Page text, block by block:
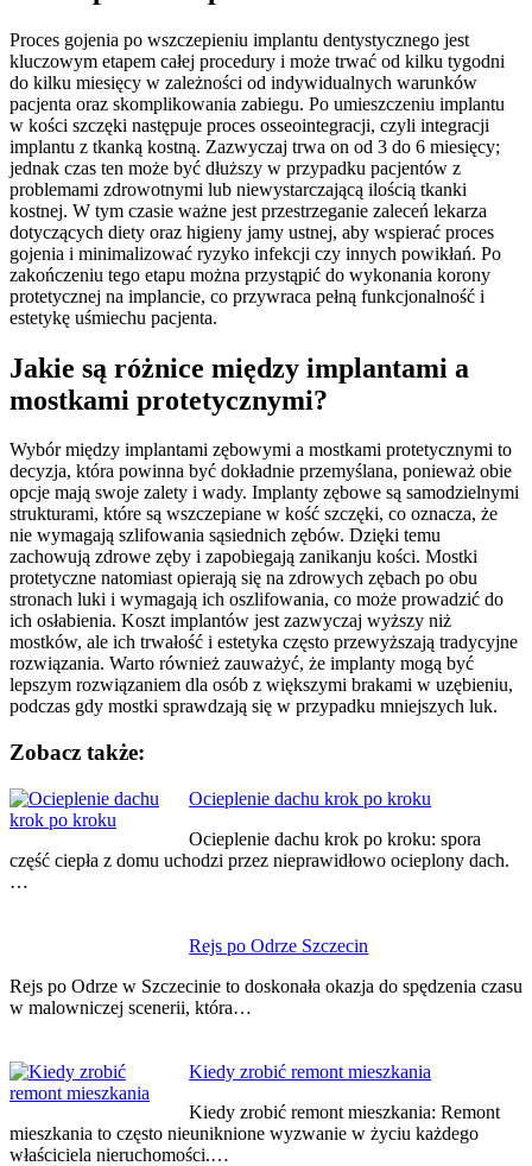
Proces gojenia po wszczepieniu implantu dentystycznego jest
kluczowym etapem całej procedury i może trwać od kilku tygodni
do kilku miesięcy w zależności od indywidualnych warunków
pacjenta oraz skomplikowania zabiegu. Po umieszczeniu implantu
w kości szczęki następuje proces osseointegracji, czyli integracji
implantu z tkanką kostną. Zazwyczaj trwa on od 3 do 6 miesięcy;
jednak czas ten może być dłuższy w przypadku pacjentów z
problemami zdrowotnymi lub niewystarczającą ilością tkanki
kostnej. W tym czasie ważne jest przestrzeganie zaleceń lekarza
dotyczących diety oraz higieny jamy ustnej, aby wspierać proces
gojenia i minimalizować ryzyko infekcji czy innych powikłań. Po
zakończeniu tego etapu można przystąpić do wykonania korony
protetycznej na implancie, co przywraca pełną funkcjonalność i
estetykę uśmiechu pacjenta.
Jakie są różnice między implantami a
mostkami protetycznymi?
Wybór między implantami zębowymi a mostkami protetycznymi to
decyzja, która powinna być dokładnie przemyślana, ponieważ obie
opcje mają swoje zalety i wady. Implanty zębowe są samodzielnymi
strukturami, które są wszczepiane w kość szczęki, co oznacza, że
nie wymagają szlifowania sąsiednich zębów. Dzięki temu
zachowują zdrowe zęby i zapobiegają zanikanju kości. Mostki
protetyczne natomiast opierają się na zdrowych zębach po obu
stronach luki i wymagają ich oszlifowania, co może prowadzić do
ich osłabienia. Koszt implantów jest zazwyczaj wyższy niż
mostków, ale ich trwałość i estetyka często przewyższają tradycyjne
rozwiązania. Warto również zauważyć, że implanty mogą być
lepszym rozwiązaniem dla osób z większymi brakami w uzębieniu,
podczas gdy mostki sprawdzają się w przypadku mniejszych luk.
Zobacz także:
Ocieplenie dachu krok po kroku
Ocieplenie dachu krok po kroku: spora
część ciepła z domu uchodzi przez nieprawidłowo ocieplony dach.
…
Rejs po Odrze Szczecin
Rejs po Odrze w Szczecinie to doskonała okazja do spędzenia czasu
w malowniczej scenerii, która…
Kiedy zrobić remont mieszkania
Kiedy zrobić remont mieszkania: Remont
mieszkania to często nieuniknione wyzwanie w życiu każdego
właściciela nieruchomości.…
Nawigacja
wpisu